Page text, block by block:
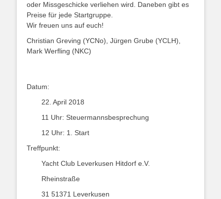
oder Missgeschicke verliehen wird. Daneben gibt es
Preise für jede Startgruppe.
Wir freuen uns auf euch!
Christian Greving (YCNo), Jürgen Grube (YCLH),
Mark Werfling (NKC)
Datum:
22. April 2018
11 Uhr: Steuermannsbesprechung
12 Uhr: 1. Start
Treffpunkt:
Yacht Club Leverkusen Hitdorf e.V.
Rheinstraße
31 51371 Leverkusen